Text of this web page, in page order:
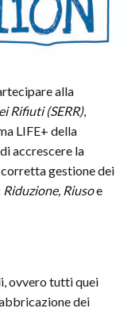
alla
Rifiuti (SERR),
LIFE+ della
accrescere la
gestione dei
Riduzione, Riusoe
ovvero tutti quei
dei